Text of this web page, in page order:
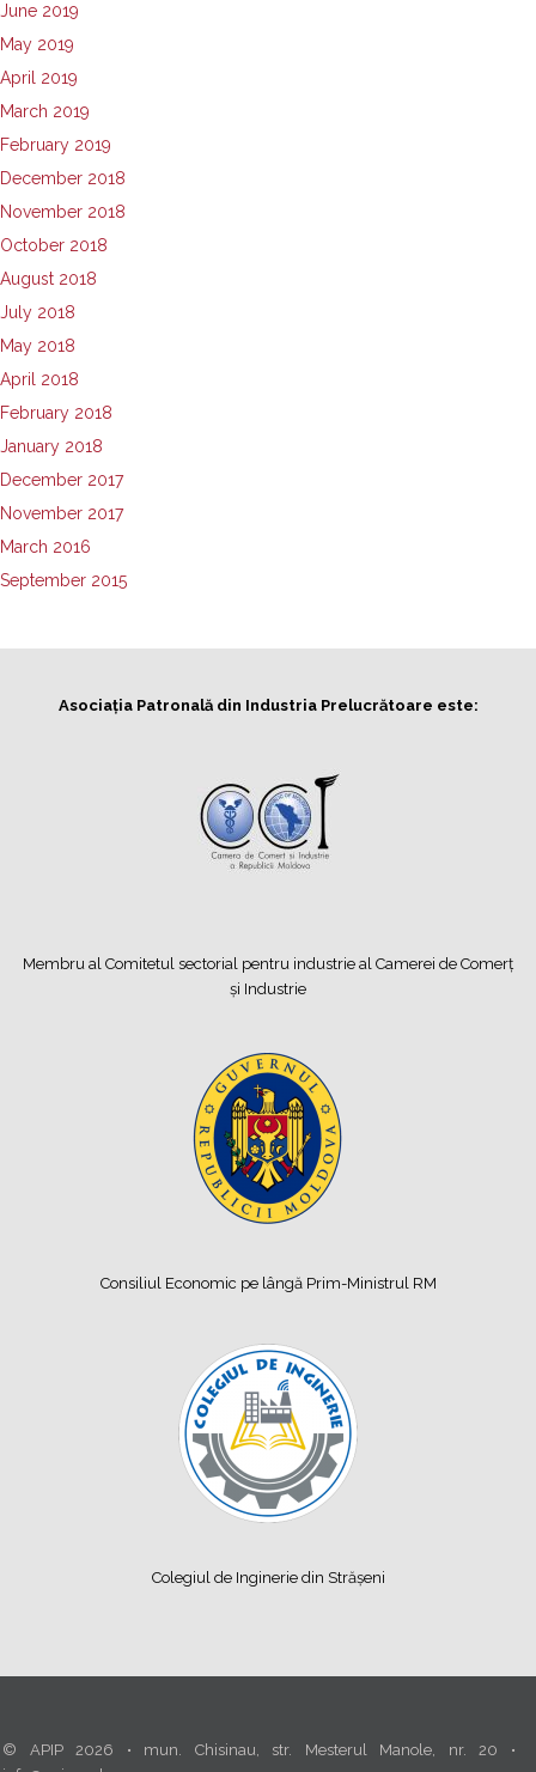
June 2019
May 2019
April 2019
March 2019
February 2019
December 2018
November 2018
October 2018
August 2018
July 2018
May 2018
April 2018
February 2018
January 2018
December 2017
November 2017
March 2016
September 2015
Asociația Patronală din Industria Prelucrătoare este:
Membru al Comitetul sectorial pentru industrie al Camerei de Comerț
și Industrie
Consiliul Economic pe lângă Prim-Ministrul RM
Colegiul de Inginerie din Strășeni
© APIP 2026 • mun. Chisinau, str. Mesterul Manole, nr. 20 •